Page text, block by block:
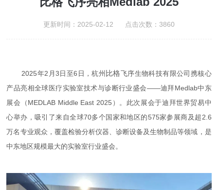
更新时间：2025-02-12 点击次数：3860
2025年2月3日至6日，杭州 比格飞序生物科技有限公司携核心
产品亮相全球医疗实验室技术与诊断行业盛会——迪拜Medlab中东
展会（MEDLAB Middle East 2025）。此次展会于迪拜世界贸易中
心举办，吸引了来自全球70多个国家和地区的575家参展商及超2.6
万名专业观众，覆盖检验分析仪器、诊断设备及生物制品等领域，是
中东地区规模最大的实验室行业盛会。